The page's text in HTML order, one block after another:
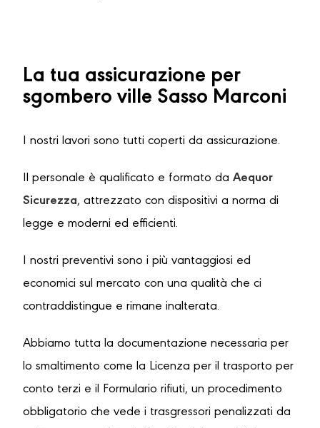
La tua assicurazione per
sgombero ville Sasso Marconi
I nostri lavori sono tutti coperti da assicurazione.
Il personale è qualificato e formato da Aequor
Sicurezza, attrezzato con dispositivi a norma di
legge e moderni ed efficienti.
I nostri preventivi sono i più vantaggiosi ed
economici sul mercato con una qualità che ci
contraddistingue e rimane inalterata.
Abbiamo tutta la documentazione necessaria per
lo smaltimento come la Licenza per il trasporto per
conto terzi e il Formulario rifiuti, un procedimento
obbligatorio che vede i trasgressori penalizzati da